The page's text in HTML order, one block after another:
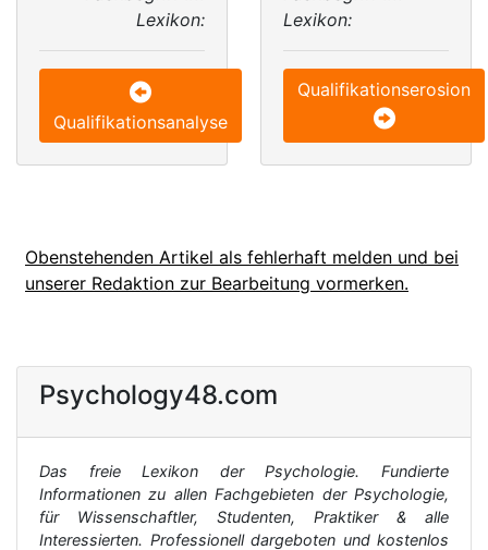
Lexikon:
Qualifikationsanalyse
Lexikon:
Qualifikationserosion
Obenstehenden Artikel als fehlerhaft melden und bei
unserer Redaktion zur Bearbeitung vormerken.
Psychology48.com
Das freie Lexikon der Psychologie. Fundierte
Informationen zu allen Fachgebieten der Psychologie,
für Wissenschaftler, Studenten, Praktiker & alle
Interessierten. Professionell dargeboten und kostenlos